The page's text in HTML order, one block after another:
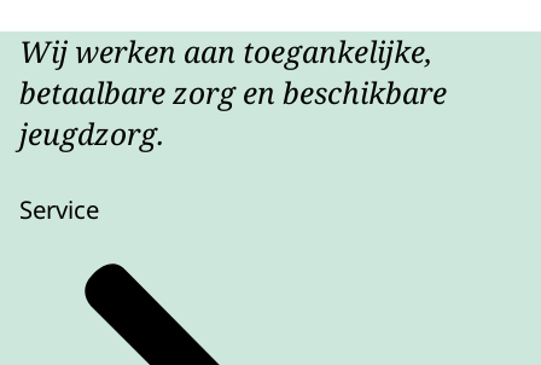
Wij werken aan toegankelijke,
betaalbare zorg en beschikbare
jeugdzorg.
Service